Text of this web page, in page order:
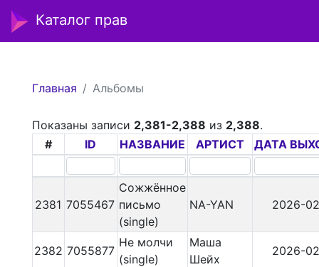
Каталог прав
Главная Альбомы
Показаны записи 2,381-2,388 из 2,388.
#
ID НАЗВАНИЕ АРТИСТ ДАТА
2381 7055467
Сожжённое
письмо
(single)
NA-YAN 2026-
2382 7055877
Не молчи
(single)
Маша
Шейх
2026-